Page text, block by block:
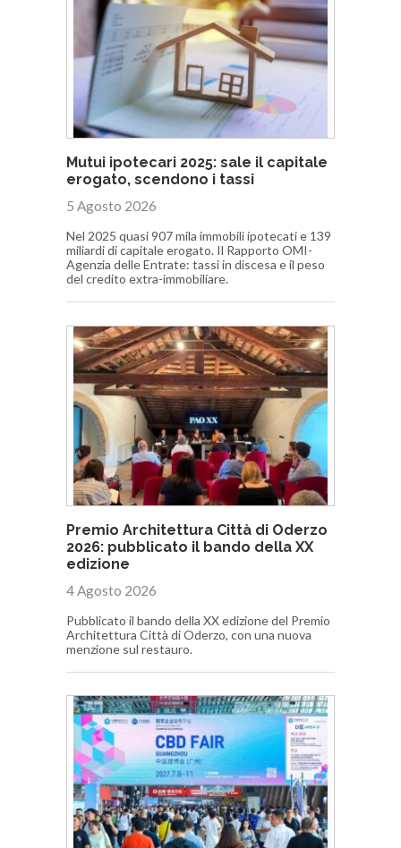
Mutui ipotecari 2025: sale il capitale
erogato, scendono i tassi
5 Agosto 2026
Nel 2025 quasi 907 mila immobili ipotecati e 139
miliardi di capitale erogato. Il Rapporto OMI-
Agenzia delle Entrate: tassi in discesa e il peso
del credito extra-immobiliare.
Premio Architettura Città di Oderzo
2026: pubblicato il bando della XX
edizione
4 Agosto 2026
Pubblicato il bando della XX edizione del Premio
Architettura Città di Oderzo, con una nuova
menzione sul restauro.